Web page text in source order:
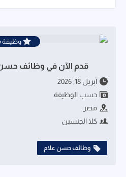
وظيفة
قدم الآن في وظائف حسن
أبريل 18, 2026
حسب الوظيفة
مصر
كلا الجنسين
وظائف حسن علام